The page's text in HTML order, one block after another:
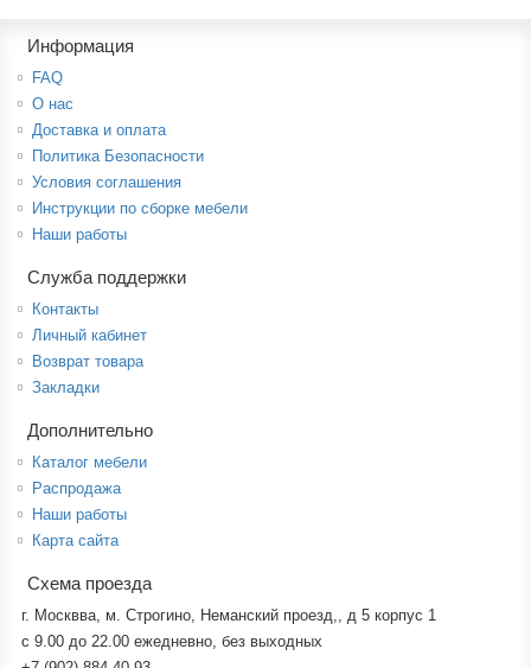
Информация
FAQ
О нас
Доставка и оплата
Политика Безопасности
Условия соглашения
Инструкции по сборке мебели
Наши работы
Служба поддержки
Контакты
Личный кабинет
Возврат товара
Закладки
Дополнительно
Каталог мебели
Распродажа
Наши работы
Карта сайта
Схема проезда
г. Москвва, м. Строгино, Неманский проезд,, д 5 корпус 1
с 9.00 до 22.00 ежедневно, без выходных